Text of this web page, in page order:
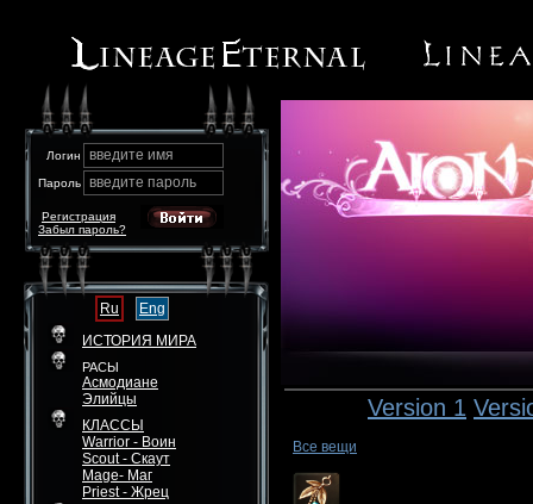
Логин введите имя
Пароль введите пароль
Забыл пароль?
Регистрация
Ru
Eng
ИСТОРИЯ МИРА
РАСЫ
Асмодиане
Элийцы
КЛАССЫ
Warrior - Воин
Scout - Скаут
Mage- Маг
Priest - Жрец
Version 1
Все вещи